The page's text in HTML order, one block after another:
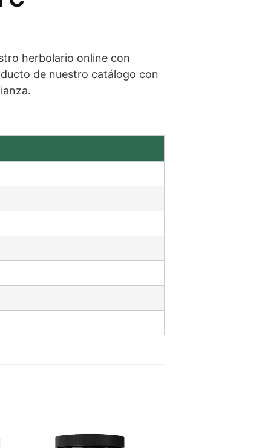
herbolario online con
de nuestro catálogo con